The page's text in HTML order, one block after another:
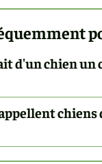
d'un chien un
chiens